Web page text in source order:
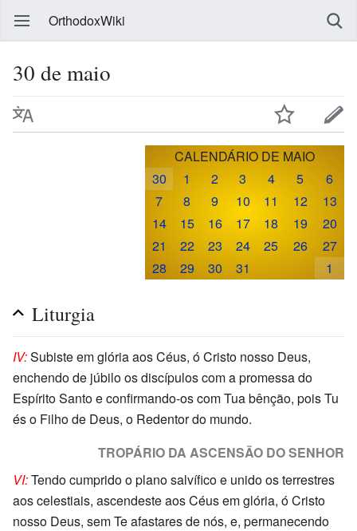
OrthodoxWiki
30 de maio
CALENDÁRIO DE MAIO
30
1 2 3 4 5
6
7
8 9 10 11 12
13
14
15 16 17 18 19
20
21
22 23 24 25 26
27
28
29 30 31 1
Liturgia
IV:Subiste em glória aos Céus, ó Cristo nosso Deus,
enchendo de júbilo os discípulos com a promessa do
Espírito Santo e confirmando-os com Tua bênção, pois Tu
és o Filho de Deus, o Redentor do mundo.
TROPÁRIO DA ASCENSÃO DO SENHOR
VI:Tendo cumprido o plano salvífico e unido os terrestres
aos celestiais, ascendeste aos Céus em glória, ó Cristo
nosso Deus, sem Te afastares de nós, e, permanecendo